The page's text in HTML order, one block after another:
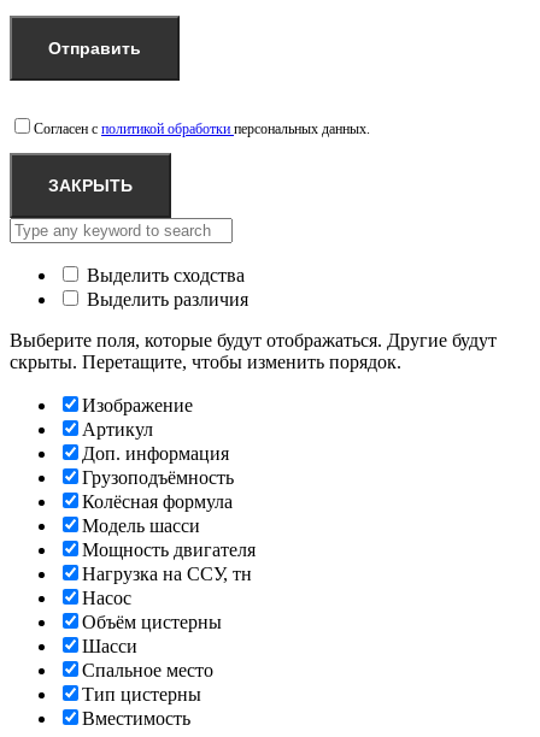
Согласен с политикой обработки персональных данных.
ЗАКРЫТЬ
Выделить сходства
Выделить различия
Выберите поля, которые будут отображаться. Другие будут
скрыты. Перетащите, чтобы изменить порядок.
Изображение
Артикул
Доп. информация
Грузоподъёмность
Колёсная формула
Модель шасси
Мощность двигателя
Нагрузка на ССУ, тн
Насос
Объём цистерны
Шасси
Спальное место
Тип цистерны
Вместимость